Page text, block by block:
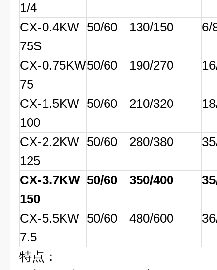
1/4
CX-
75S
0.4KW 50/60 130/150 6/
CX-
75
0.75KW50/60 190/270
CX-
100
1.5KW 50/60 210/320
CX-
125
2.2KW 50/60 280/380
CX-
150
3.7KW 50/60 350/400
CX-
7.5
5.5KW 50/60 480/600
特点：